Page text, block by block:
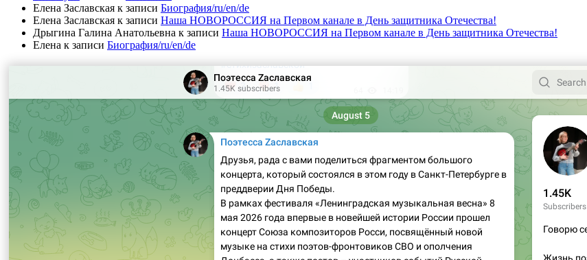
Елена Заславская к записи Биография/ru/en/de
Елена Заславская к записи Наша НОВОРОССИЯ на Первом канале в День защитника Отечества!
Дрыгина Галина Анатольевна к записи Наша НОВОРОССИЯ на Первом канале в День защитника Отечества!
Елена к записи Биография/ru/en/de